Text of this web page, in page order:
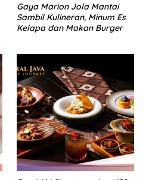
Gaya Marion Jola Mantai
Sambil Kulineran, Minum Es
Kelapa dan Makan Burger